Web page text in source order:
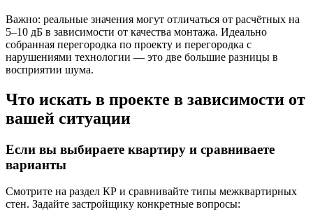
Важно: реальные значения могут отличаться от расчётных на
5–10 дБ в зависимости от качества монтажа. Идеально
собранная перегородка по проекту и перегородка с
нарушениями технологии — это две большие разницы в
восприятии шума.
Что искать в проекте в зависимости от
вашей ситуации
Если вы выбираете квартиру и сравниваете
варианты
Смотрите на раздел КР и сравнивайте типы межквартирных
стен. Задайте застройщику конкретные вопросы: